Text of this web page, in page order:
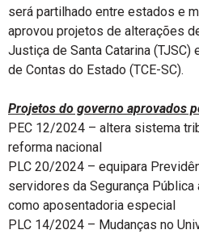
será partilhado entre estados e
aprovou projetos de alterações
Justiça de Santa Catarina (TJSC)
de Contas do Estado (TCE-SC).
Projetos do governo aprovados
PEC 12/2024 – altera sistema
reforma nacional
PLC 20/2024 – equipara
servidores da Segurança
como aposentadoria especial
PLC 14/2024 – Mudanças no